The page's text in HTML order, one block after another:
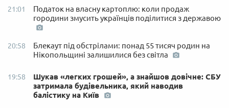
21:01
Податок на власну картоплю: коли продаж
городини змусить українців поділитися з державою
20:58
Блекаут під обстрілами: понад 55 тисяч родин на
Нікопольщині залишилися без світла
19:58
Шукав «легких грошей», а знайшов довічне: СБУ
затримала будівельника, який наводив
балістику на Київ